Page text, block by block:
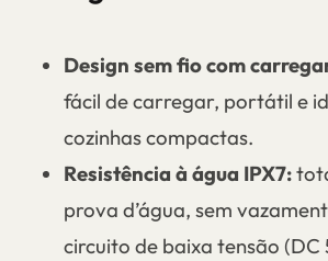
Design sem fio com
fácil de carregar, portátil e
cozinhas compactas.
Resistência à água IPX7:
prova d’água, sem
circuito de baixa tensão (DC